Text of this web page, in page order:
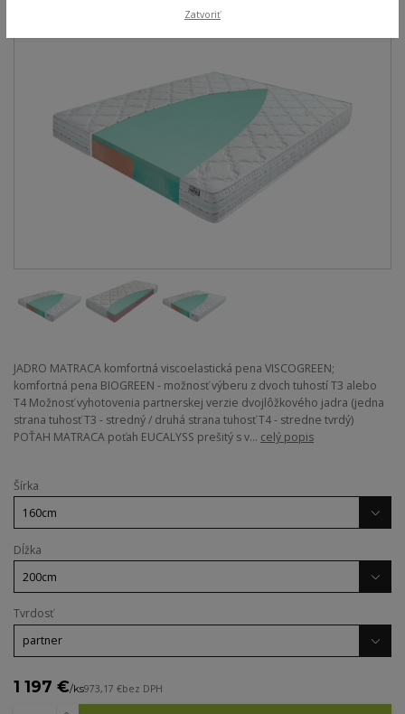
JADRO MATRACA komfortná viscoelastická pena VISCOGREEN;
komfortná pena BIOGREEN - možnosť výberu z dvoch tuhostí T3 alebo
T4 Možnosť vyhotovenia partnerskej verzie dvojlôžkového jadra (jedna
strana tuhosť T3 - stredný / druhá strana tuhosť T4 - stredne tvrdý)
POŤAH MATRACA poťah EUCALYSS prešitý s v... celý popis
Šírka
Dĺžka
Tvrdosť
1 197 €/ks973,17 €bez DPH
Zatvoriť